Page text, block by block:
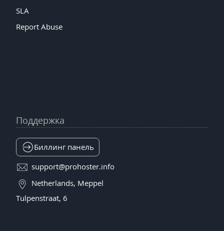
SLA
Report Abuse
Поддержка
Биллинг панель
support@prohoster.info
Netherlands, Meppel
Tulpenstraat, 6